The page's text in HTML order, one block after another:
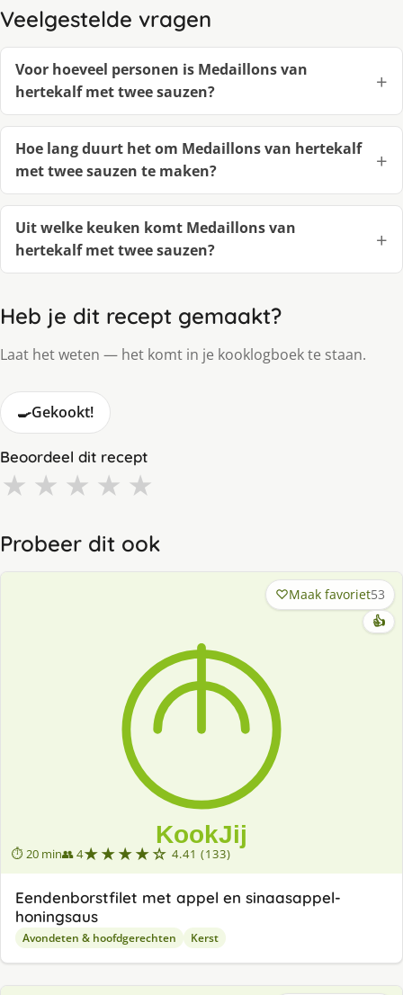
Veelgestelde vragen
Voor hoeveel personen is Medaillons van
hertekalf met twee sauzen?
Hoe lang duurt het om Medaillons van hertekalf
met twee sauzen te maken?
Uit welke keuken komt Medaillons van
hertekalf met twee sauzen?
Heb je dit recept gemaakt?
Laat het weten — het komt in je kooklogboek te staan.
🍳Gekookt!
Beoordeel dit recept
★ ★ ★ ★ ★
Probeer dit ook
⏱ 20 min👥 4★★★★☆ 4.41 (133)
Maak favoriet53
👍
Eendenborstfilet met appel en sinaasappel-
honingsaus
Avondeten & hoofdgerechten Kerst